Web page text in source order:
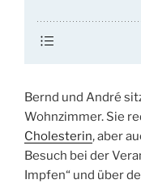
Bernd und André
Wohnzimmer. Sie
Cholesterin, aber
Besuch bei der
Impfen“ und über